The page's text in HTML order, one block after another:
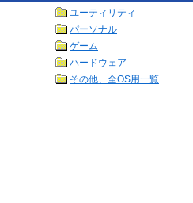
ユーティリティ
パーソナル
ゲーム
ハードウェア
その他、全OS用一覧